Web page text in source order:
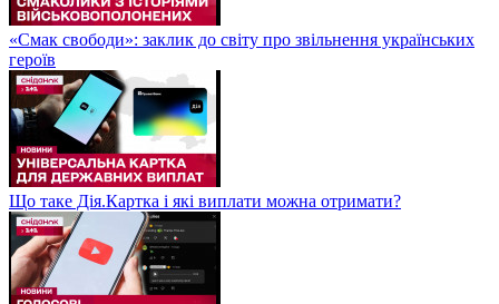
«Смак свободи»: заклик до світу про звільнення українських
героїв
Що таке Дія.Картка і які виплати можна отримати?